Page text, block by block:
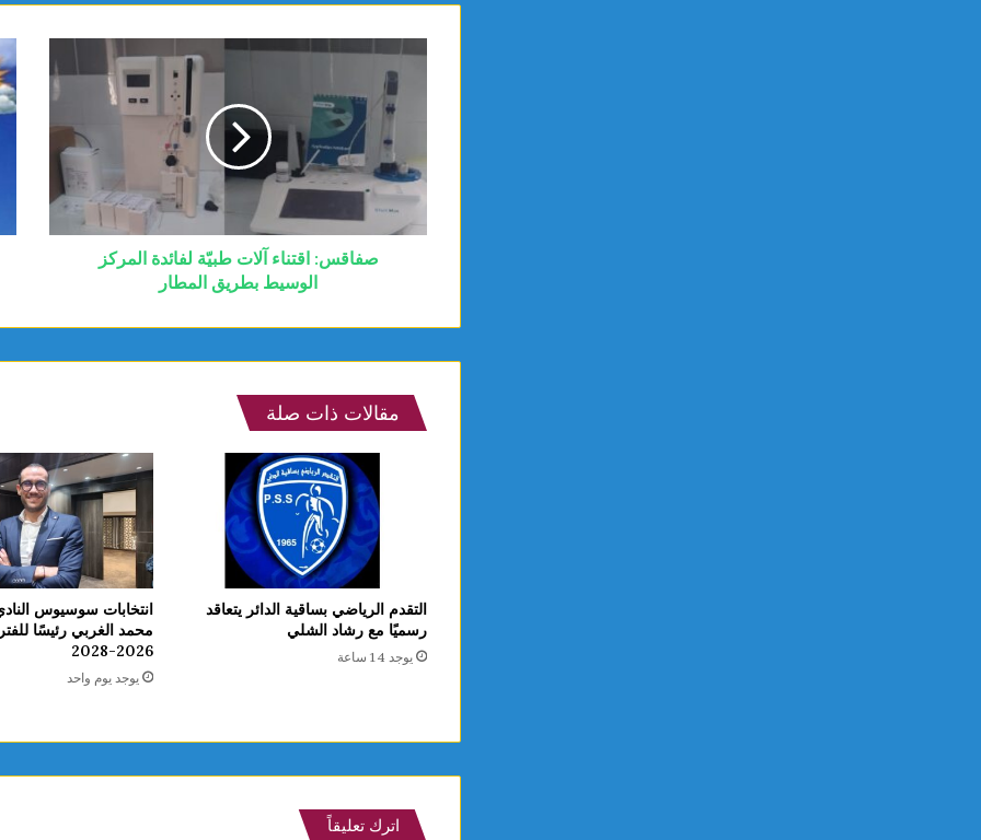
صفاقس: اقتناء آلات طبيّة لفائدة المركز
الوسيط بطريق المطار
مقالات ذات صلة
التقدم الرياضي بساقية الدائر يتعاقد
رسميًا مع رشاد الشلي
يوجد 14 ساعة
انتخابات سوسيوس
محمد الغربي رئيسًا
2026-2028
يوجد يوم واحد
اترك تعليقاً